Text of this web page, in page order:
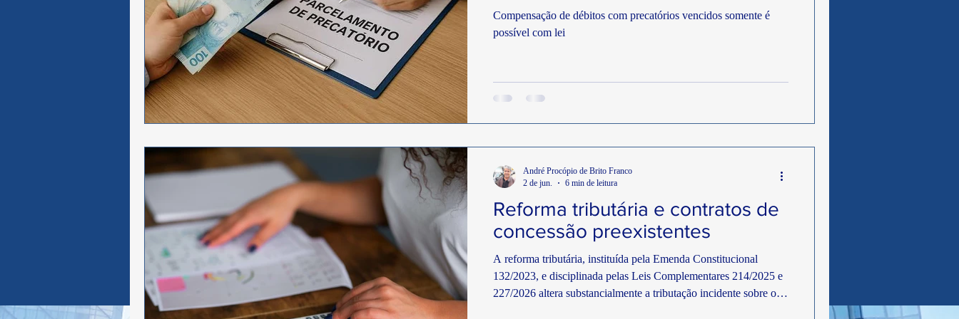
Brasil Senado Federal STF Economia STF Receita Federal Investimentos CNDL/SPC
Saude Contribuintes Justiça Economia Abastecimento
Compensação de débitos com precatórios vencidos somente é
possível com lei
Reforma tributária e contratos de
concessão preexistentes
A reforma tributária, instituída pela Emenda Constitucional
132/2023, e disciplinada pelas Leis Complementares 214/2025 e
227/2026 altera substancialmente a tributação incidente sobre o
André Procópio de Brito Franco
2 de jun.
6 min de leitura